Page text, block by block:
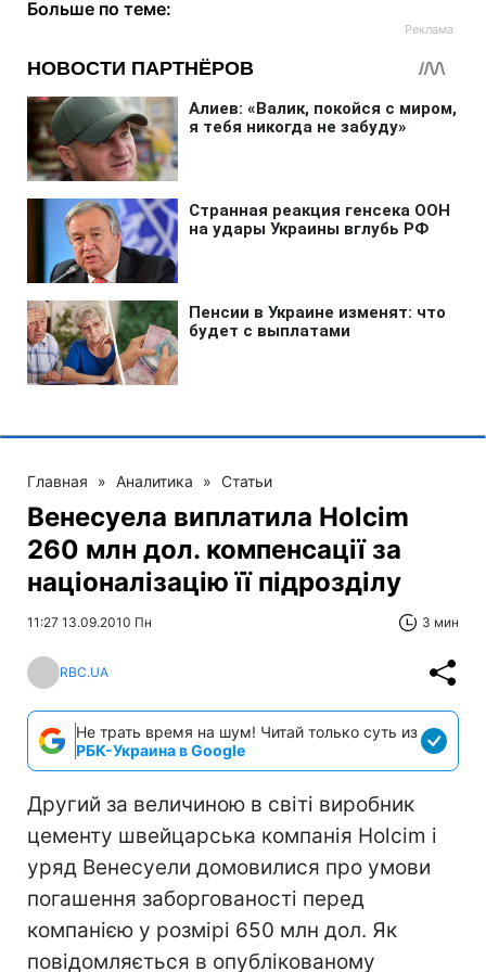
Больше по теме:
Главная » Аналитика » Статьи
Венесуела виплатила Holcim
260 млн дол. компенсації за
націоналізацію її підрозділу
11:27 13.09.2010 Пн 3 мин
RBC.UA
Не трать время на шум! Читай только суть из
РБК-Украина в Google
Другий за величиною в світі виробник
цементу швейцарська компанія Holcim і
уряд Венесуели домовилися про умови
погашення заборгованості перед
компанією у розмірі 650 млн дол. Як
повідомляється в опублікованому